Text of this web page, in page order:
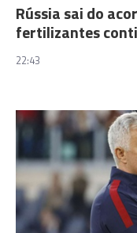
Rússia sai do
fertilizantes
22:43